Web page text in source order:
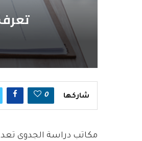
تعرف
شاركها 0
مكاتب دراسة الجدوى تعد